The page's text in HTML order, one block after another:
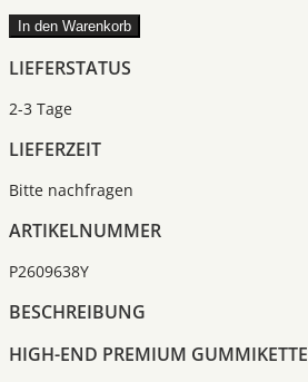
In den Warenkorb
LIEFERSTATUS
2-3 Tage
LIEFERZEIT
Bitte nachfragen
ARTIKELNUMMER
P2609638Y
BESCHREIBUNG
HIGH-END PREMIUM GUMMIKETTE